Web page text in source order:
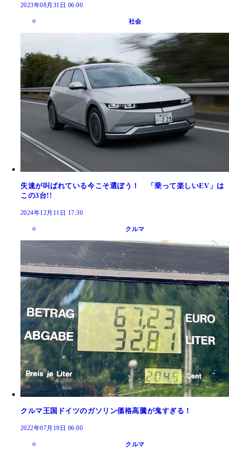
2023年08月31日 06:00
社会
失速が叫ばれている今こそ選ぼう！ 「乗って楽しいEV」は
この3台!!
2024年12月11日 17:30
クルマ
クルマ王国ドイツのガソリン価格高騰が鬼すぎる！
2022年07月19日 06:00
クルマ